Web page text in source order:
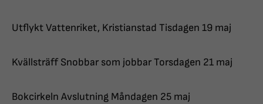
Utflykt Vattenriket, Kristianstad Tisdagen 19 maj
Kvällsträff Snobbar som jobbar Torsdagen 21 maj
Bokcirkeln Avslutning Måndagen 25 maj